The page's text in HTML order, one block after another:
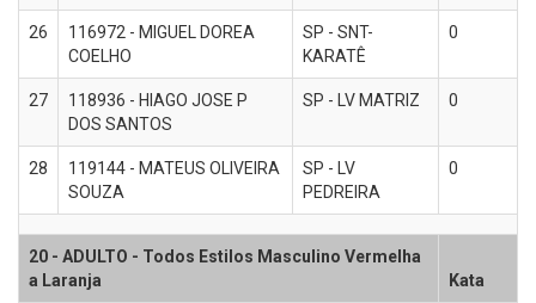
26
116972 - MIGUEL DOREA
COELHO
SP - SNT-
KARATÊ
0
27
118936 - HIAGO JOSE P
DOS SANTOS
SP - LV MATRIZ 0
28
119144 - MATEUS OLIVEIRA
SOUZA
SP - LV
PEDREIRA
0
20 - ADULTO - Todos Estilos Masculino Vermelha
a Laranja
Kata